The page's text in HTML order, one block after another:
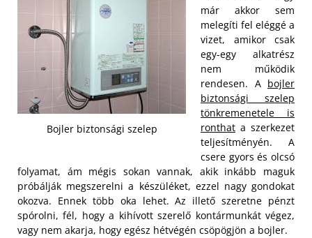
Bojler biztonsági szelep
már akkor sem
melegíti fel eléggé a
vizet, amikor csak
egy-egy alkatrész
nem működik
rendesen. A bojler
biztonsági szelep
tönkremenetele is
ronthat a szerkezet
teljesítményén. A
csere gyors és olcsó
folyamat, ám mégis sokan vannak, akik inkább maguk
próbálják megszerelni a készüléket, ezzel nagy gondokat
okozva. Ennek több oka lehet. Az illető szeretne pénzt
spórolni, fél, hogy a kihívott szerelő kontármunkát végez,
vagy nem akarja, hogy egész hétvégén csöpögjön a bojler.